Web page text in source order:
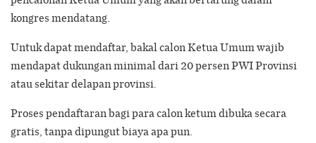
kongres mendatang.
Untuk dapat mendaftar, bakal calon Ketua Umum wajib
mendapat dukungan minimal dari 20 persen PWI Provinsi
atau sekitar delapan provinsi.
Proses pendaftaran bagi para calon ketum dibuka secara
gratis, tanpa dipungut biaya apa pun.